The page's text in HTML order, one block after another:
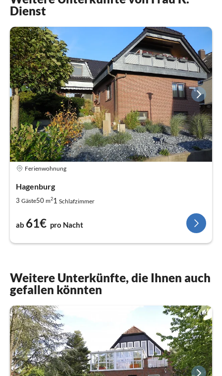
Dienst
Ferienwohnung
Hagenburg
3 Gäste50 m21 Schlafzimmer
ab 61€ pro Nacht
Weitere Unterkünfte, die Ihnen auch
gefallen könnten